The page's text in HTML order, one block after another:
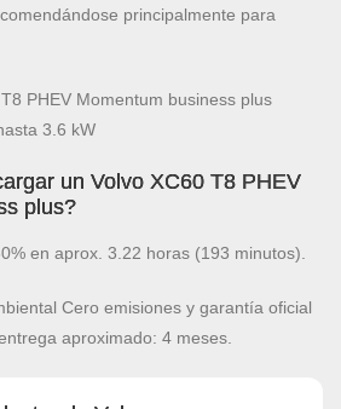
principalmente para
PHEV Momentum business plus
3.6 kW
un Volvo XC60 T8 PHEV
plus?
en aprox. 3.22 horas (193 minutos).
Cero emisiones y garantía oficial
aproximado: 4 meses.